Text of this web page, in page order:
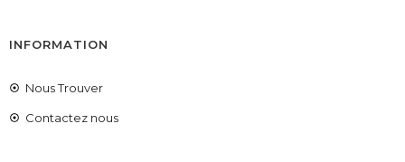
INFORMATION
Nous Trouver
Contactez nous